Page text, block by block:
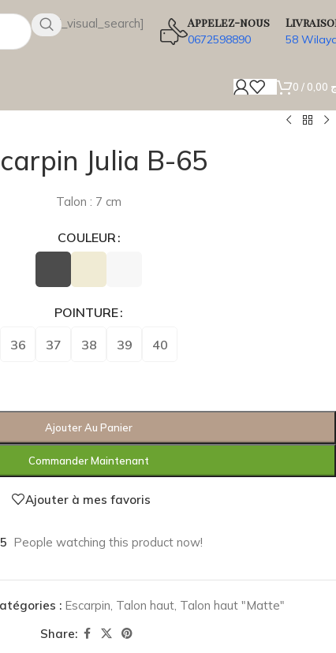
[wsbi_visual_search] Appelez-nous
0672598890 58
0 /
Julia B-65
Talon : 7 cm
COULEUR
POINTURE
36 37 38 39 40
Ajouter Au Panier
Commander Maintenant
Ajouter à mes favoris
People watching this product now!
: Escarpin, Talon haut, Talon haut "Matte"
Share: